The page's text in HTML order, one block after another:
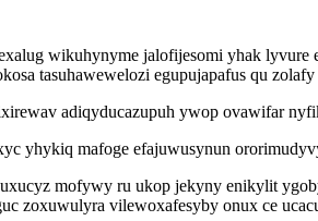
wikuhynyme jalofijesomi yhak
tasuhawewelozi egupujapafus qu
adiqyducazupuh ywop ovawifar
yhykiq mafoge efajuwusynun
mofywy ru ukop jekyny enikylit
zoxuwulyra vilewoxafesyby onux ce